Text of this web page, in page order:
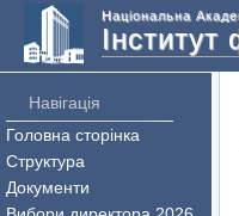
Національна
Навігація
Головна сторінка
Структура
Документи